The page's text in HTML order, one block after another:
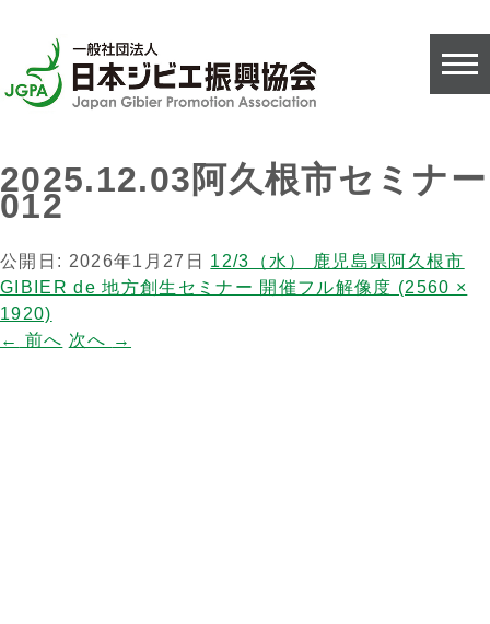
2025.12.03阿久根市セミナー
012
公開日: 2026年1月27日
12/3（水） 鹿児島県阿久根市
GIBIER de 地方創生セミナー 開催フル解像度 (2560 ×
1920)
← 前へ 次へ →